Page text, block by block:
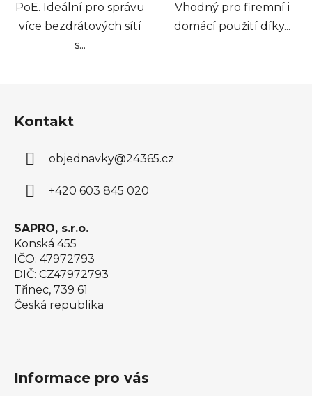
PoE. Ideální pro správu
více bezdrátových sítí
s...
Vhodný pro firemní i
domácí použití díky...
Kontakt
objednavky@24365.cz
+420 603 845 020
SAPRO, s.r.o.
Konská 455
IČO: 47972793
DIČ: CZ47972793
Třinec, 739 61
Česká republika
Informace pro vás